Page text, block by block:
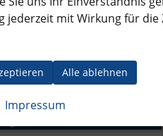
jederzeit mit Wirkung für die
Alle ablehnen
Impressum